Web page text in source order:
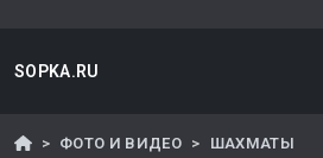
SOPKA.RU
ФОТО И ВИДЕО
ШАХМАТЫ